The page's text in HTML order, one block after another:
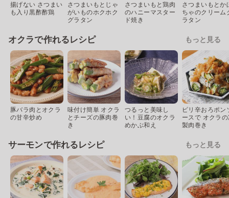
揚げない さつまい
も入り黒酢酢鶏
さつまいもとじゃ
がいものホクホク
グラタン
さつまいもと鶏肉
のハニーマスター
ド焼き
さつまいもとか
ちゃのクリーム
ラタン
オクラで作れるレシピ もっと見る
豚バラ肉とオクラ
の甘辛炒め
味付け簡単 オクラ
とチーズの豚肉巻
き
つるっと美味し
い！豆腐のオクラ
めかぶ和え
ピリ辛おろポン
ースで オクラ
製肉巻き
サーモンで作れるレシピ もっと見る